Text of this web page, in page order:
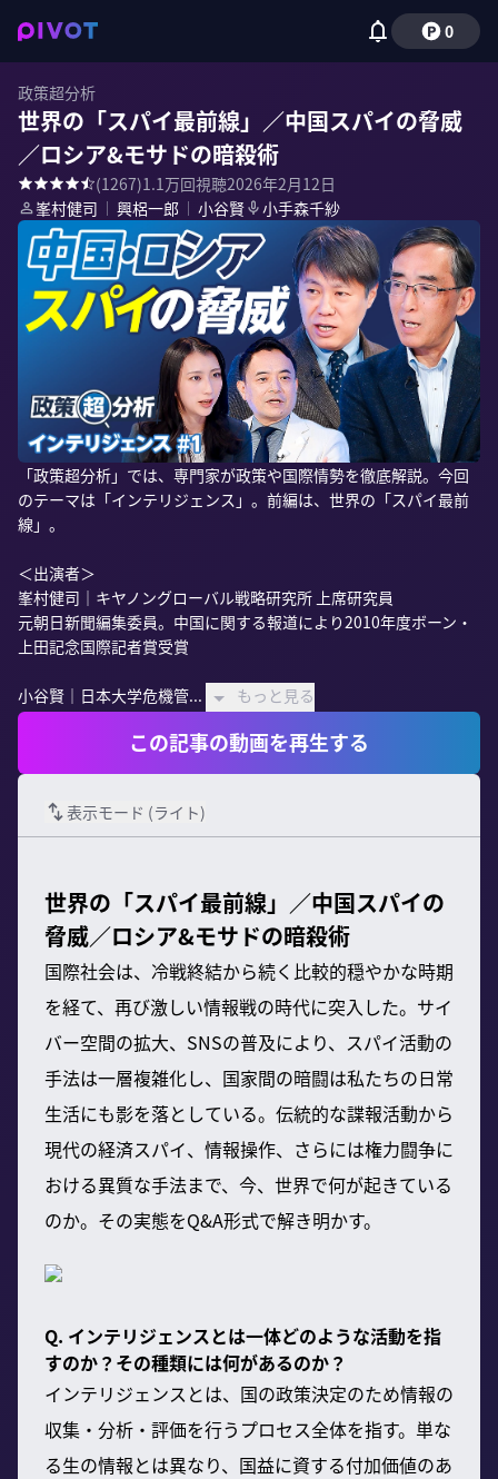
0
政策超分析
世界の「スパイ最前線」／中国スパイの脅威
／ロシア&モサドの暗殺術
(1267)1.1万回視聴2026年2月12日
峯村健司 ｜ 興梠一郎 ｜ 小谷賢 小手森千紗
「政策超分析」では、専門家が政策や国際情勢を徹底解説。今回
のテーマは「インテリジェンス」。前編は、世界の「スパイ最前
線」。
＜出演者＞
峯村健司｜キヤノングローバル戦略研究所 上席研究員
元朝日新聞編集委員。中国に関する報道により2010年度ボーン・
上田記念国際記者賞受賞
小谷賢｜日本大学危機管... もっと見る
この記事の動画を再生する
表示モード (ライト)
世界の「スパイ最前線」／中国スパイの
脅威／ロシア&モサドの暗殺術
国際社会は、冷戦終結から続く比較的穏やかな時期
を経て、再び激しい情報戦の時代に突入した。サイ
バー空間の拡大、SNSの普及により、スパイ活動の
手法は一層複雑化し、国家間の暗闘は私たちの日常
生活にも影を落としている。伝統的な諜報活動から
現代の経済スパイ、情報操作、さらには権力闘争に
おける異質な手法まで、今、世界で何が起きている
のか。その実態をQ&A形式で解き明かす。
Q. インテリジェンスとは一体どのような活動を指
すのか？その種類には何があるのか？
インテリジェンスとは、国の政策決定のため情報の
収集・分析・評価を行うプロセス全体を指す。単な
る生の情報とは異なり、国益に資する付加価値のあ